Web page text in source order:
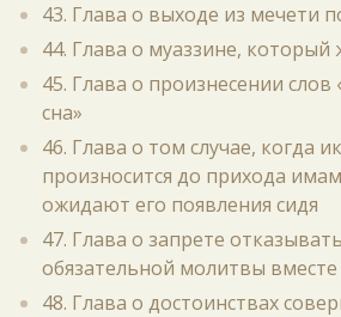
43. Глава о выходе из мечети
44. Глава о муаззине,
45. Глава о произнесении
сна»
46. Глава о том случае, когда
произносится до прихода
ожидают его появления сидя
47. Глава о запрете
обязательной молитвы
48. Глава о достоинствах